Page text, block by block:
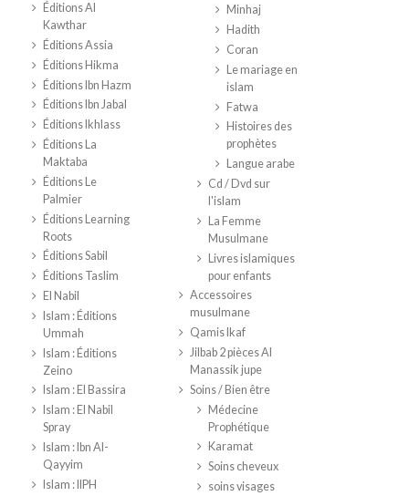
Éditions Al
Kawthar
Éditions Assia
Éditions Hikma
Éditions Ibn Hazm
Éditions Ibn Jabal
Éditions Ikhlass
Éditions La
Maktaba
Éditions Le
Palmier
Éditions Learning
Roots
Éditions Sabil
Éditions Taslim
El Nabil
Islam : Éditions
Ummah
Islam : Éditions
Zeino
Islam : El Bassira
Islam : El Nabil
Spray
Islam : Ibn Al-
Qayyim
Islam : IIPH
Minhaj
Hadith
Coran
Le mariage en
islam
Fatwa
Histoires des
prophètes
Langue arabe
Cd / Dvd sur
l'islam
La Femme
Musulmane
Livres islamiques
pour enfants
Accessoires
musulmane
Qamis Ikaf
Jilbab 2 pièces Al
Manassik jupe
Soins / Bien être
Médecine
Prophétique
Karamat
Soins cheveux
soins visages